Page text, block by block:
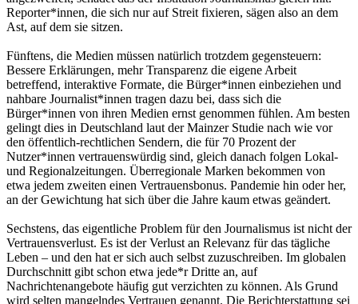
Reporter*innen, die sich nur auf Streit fixieren, sägen also an dem
Ast, auf dem sie sitzen.
Fünftens, die Medien müssen natürlich trotzdem gegensteuern:
Bessere Erklärungen, mehr Transparenz die eigene Arbeit
betreffend, interaktive Formate, die Bürger*innen einbeziehen und
nahbare Journalist*innen tragen dazu bei, dass sich die
Bürger*innen von ihren Medien ernst genommen fühlen. Am besten
gelingt dies in Deutschland laut der Mainzer Studie nach wie vor
den öffentlich-rechtlichen Sendern, die für 70 Prozent der
Nutzer*innen vertrauenswürdig sind, gleich danach folgen Lokal-
und Regionalzeitungen. Überregionale Marken bekommen von
etwa jedem zweiten einen Vertrauensbonus. Pandemie hin oder her,
an der Gewichtung hat sich über die Jahre kaum etwas geändert.
Sechstens, das eigentliche Problem für den Journalismus ist nicht der
Vertrauensverlust. Es ist der Verlust an Relevanz für das tägliche
Leben – und den hat er sich auch selbst zuzuschreiben. Im globalen
Durchschnitt gibt schon etwa jede*r Dritte an, auf
Nachrichtenangebote häufig gut verzichten zu können. Als Grund
wird selten mangelndes Vertrauen genannt. Die Berichterstattung sei